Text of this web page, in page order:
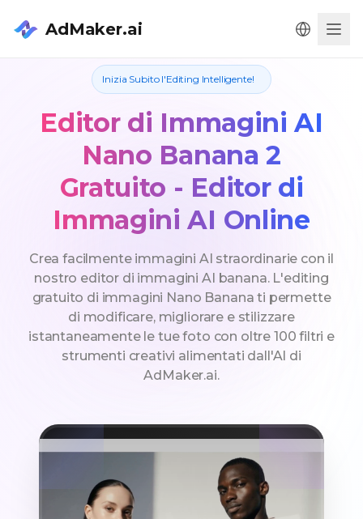
AdMaker.ai
Inizia Subito l'Editing Intelligente!
Editor di Immagini AI
Nano Banana 2
Gratuito - Editor di
Immagini AI Online
Crea facilmente immagini AI straordinarie con il
nostro editor di immagini AI banana. L'editing
gratuito di immagini Nano Banana ti permette
di modificare, migliorare e stilizzare
istantaneamente le tue foto con oltre 100 filtri e
strumenti creativi alimentati dall'AI di
AdMaker.ai.